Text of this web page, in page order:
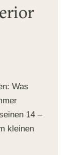
Was
14 –
kleinen